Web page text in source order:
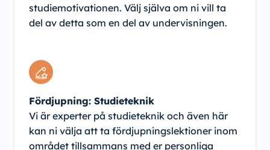
studiemotivationen. Välj själva om ni vill ta
del av detta som en del av undervisningen.
Fördjupning: Studieteknik
Vi är experter på studieteknik och även här
kan ni välja att ta fördjupningslektioner inom
området tillsammans med er personliga